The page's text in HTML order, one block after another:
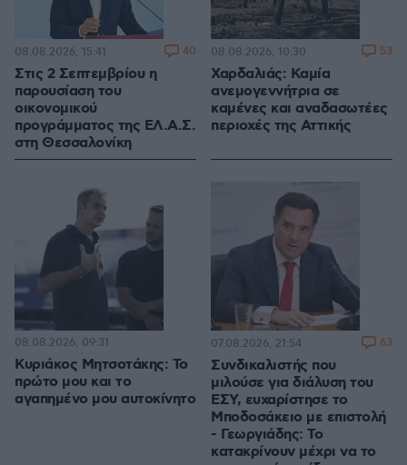
Στις 2 Σεπτεμβρίου η
παρουσίαση του
οικονομικού
προγράμματος της ΕΛ.Α.Σ.
στη Θεσσαλονίκη
08.08.2026, 15:41 40
Χαρδαλιάς: Καμία
ανεμογεννήτρια σε
καμένες και αναδασωτέες
περιοχές της Αττικής
08.08.2026, 10:30 53
Κυριάκος Μητσοτάκης: Το
πρώτο μου και το
αγαπημένο μου αυτοκίνητο
08.08.2026, 09:31
Συνδικαλιστής που
μιλούσε για διάλυση του
ΕΣΥ, ευχαρίστησε το
Μποδοσάκειο με επιστολή
- Γεωργιάδης: Το
κατακρίνουν μέχρι να το
07.08.2026, 21:54 63